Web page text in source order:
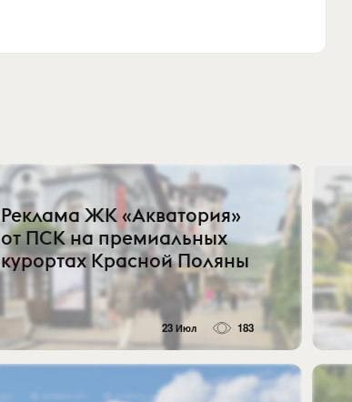
Реклама ЖК «Акватория»
от ПСК на премиальных
курортах Красной Поляны
23 Июл 183